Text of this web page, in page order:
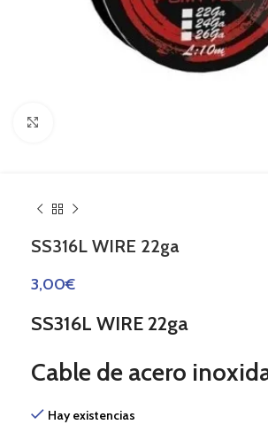
SS316L WIRE 22ga
3,00€
SS316L WIRE 22ga
Cable de acero
Hay existencias